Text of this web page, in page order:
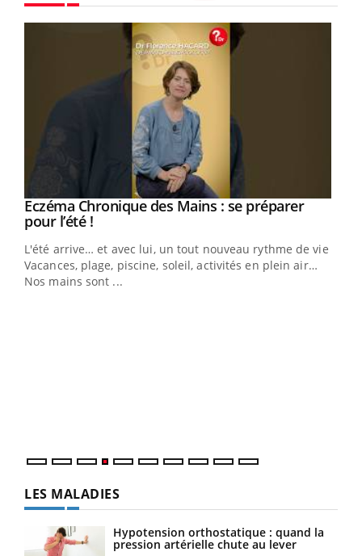
Youtube
Eczéma Chronique des Mains : se préparer
pour l’été !Youtube
L'été arrive… et avec lui, un tout nouveau rythme de vie !
Vacances, plage, piscine, soleil, activités en plein air…
Nos mains sont ...
LES MALADIES
Hypotension orthostatique : quand la
pression artérielle chute au lever